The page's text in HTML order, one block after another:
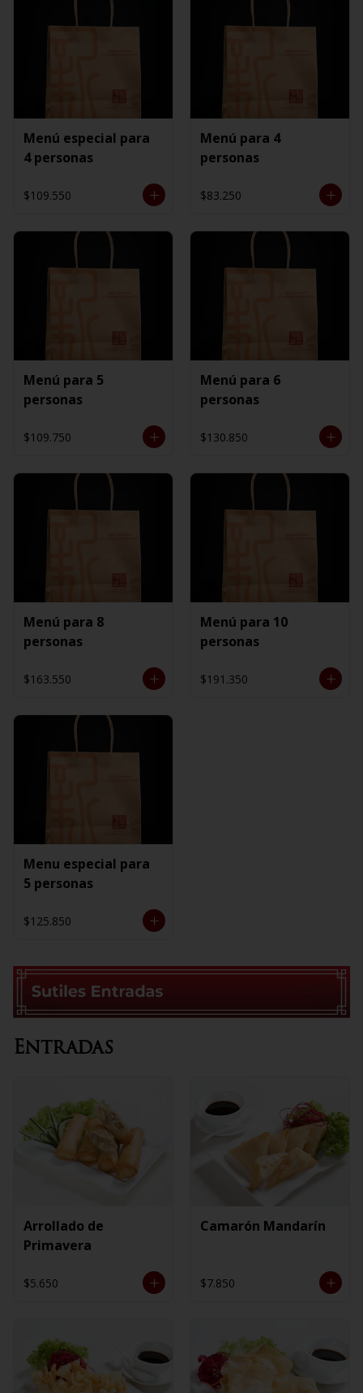
Menú especial para
4 personas
$109.550
Menú para 4
personas
$83.250
Menú para 5
personas
$109.750
Menú para 6
personas
$130.850
Menú para 8
personas
$163.550
Menú para 10
personas
$191.350
Menu especial para
5 personas
$125.850
Entradas
Arrollado de
Primavera
$5.650
Camarón Mandarín
$7.850